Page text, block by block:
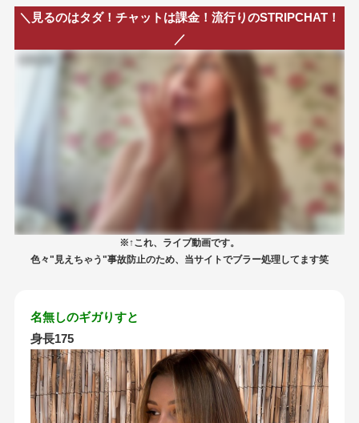
＼見るのはタダ！チャットは課金！流行りのSTRIPCHAT！
／
※↑これ、ライブ動画です。
色々"見えちゃう"事故防止のため、当サイトでブラー処理してます笑
名無しのギガりすと
身長175